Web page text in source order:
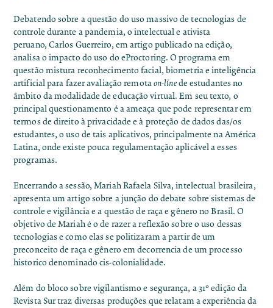
Debatendo sobre a questão do uso massivo de tecnologias de
controle durante a pandemia, o intelectual e ativista
peruano, Carlos Guerreiro, em artigo publicado na edição,
analisa o impacto do uso do eProctoring. O programa em
questão mistura reconhecimento facial, biometria e inteligência
artificial para fazer avaliação remotaon-linede estudantes no
âmbito da modalidade de educação virtual. Em seu texto, o
principal questionamento é a ameaça que pode representar em
termos de direito à privacidade e à proteção de dados das/os
estudantes, o uso de tais aplicativos, principalmente na América
Latina, onde existe pouca regulamentação aplicável a esses
programas.
Encerrando a sessão,Mariah Rafaela Silva, intelectual brasileira,
apresenta um artigo sobre a junção do debate sobre sistemas de
controle e vigilância e a questão de raça e gênero no Brasil. O
objetivo de Mariah é o de razer a reflexão sobre o uso dessas
tecnologias e como elas se politizaram a partir de um
preconceito de raça e gênero em decorrencia de um processo
historico denominado cis-colonialidade.
Além do bloco sobre vigilantismo e segurança, a 31° edição da
Revista Sur traz diversas produções que relatam a experiência da